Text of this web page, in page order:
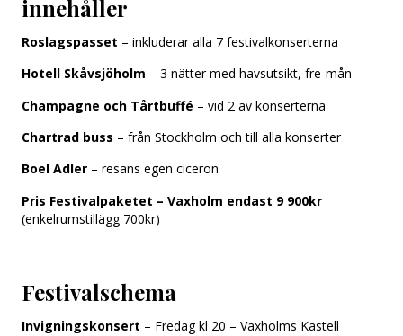
innehåller
Roslagspasset – inkluderar alla 7 festivalkonserterna
Hotell Skåvsjöholm – 3 nätter med havsutsikt, fre-mån
Champagne och Tårtbuffé – vid 2 av konserterna
Chartrad buss – från Stockholm och till alla konserter
Boel Adler – resans egen ciceron
Pris Festivalpaketet – Vaxholm endast 9 900kr
(enkelrumstillägg 700kr)
Festivalschema
Invigningskonsert – Fredag kl 20 – Vaxholms Kastell